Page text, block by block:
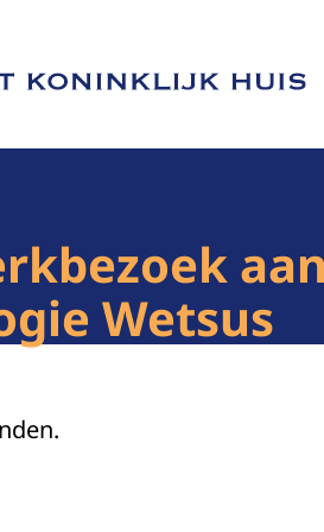
Het Koninklijk Huis
Wetsus